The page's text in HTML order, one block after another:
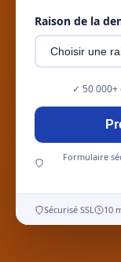
Raison de la
✓ 50
Formulaire
Sécurisé SSL 10